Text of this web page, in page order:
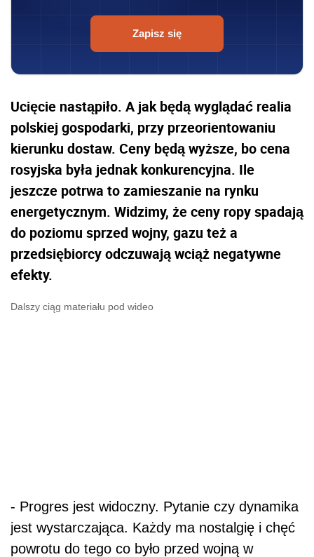
Zapisz się
Ucięcie nastąpiło. A jak będą wyglądać realia
polskiej gospodarki, przy przeorientowaniu
kierunku dostaw. Ceny będą wyższe, bo cena
rosyjska była jednak konkurencyjna. Ile
jeszcze potrwa to zamieszanie na rynku
energetycznym. Widzimy, że ceny ropy spadają
do poziomu sprzed wojny, gazu też a
przedsiębiorcy odczuwają wciąż negatywne
efekty.
Dalszy ciąg materiału pod wideo
- Progres jest widoczny. Pytanie czy dynamika
jest wystarczająca. Każdy ma nostalgię i chęć
powrotu do tego co było przed wojną w